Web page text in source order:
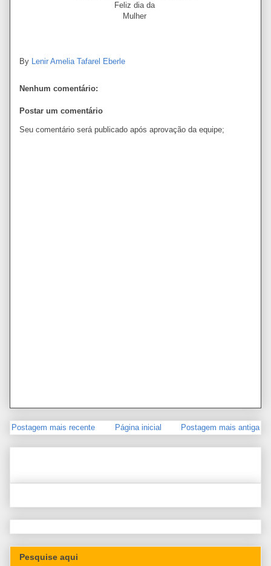
Feliz dia da
Mulher
By Lenir Amelia Tafarel Eberle
Nenhum comentário:
Postar um comentário
Seu comentário será publicado após aprovação da equipe;
Postagem mais recente Postagem mais antiga
Página inicial
Pesquise aqui